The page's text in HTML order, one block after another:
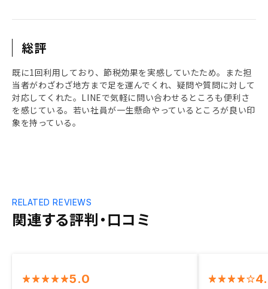
総評
既に1回利用しており、節税効果を実感していたため。また担
当者がわざわざ地方まで足を運んでくれ、疑問や質問に対して
対応してくれた。LINEで気軽に問い合わせるところも便利さ
を感じている。若い社員が一生懸命やっているところが良い印
象を持っている。
関連する評判・口コミ
RELATED REVIEWS
5.0